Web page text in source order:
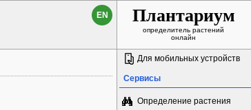
EN Плантариум
определитель растений
онлайн
Для мобильных устройств
Сервисы
Определение растения